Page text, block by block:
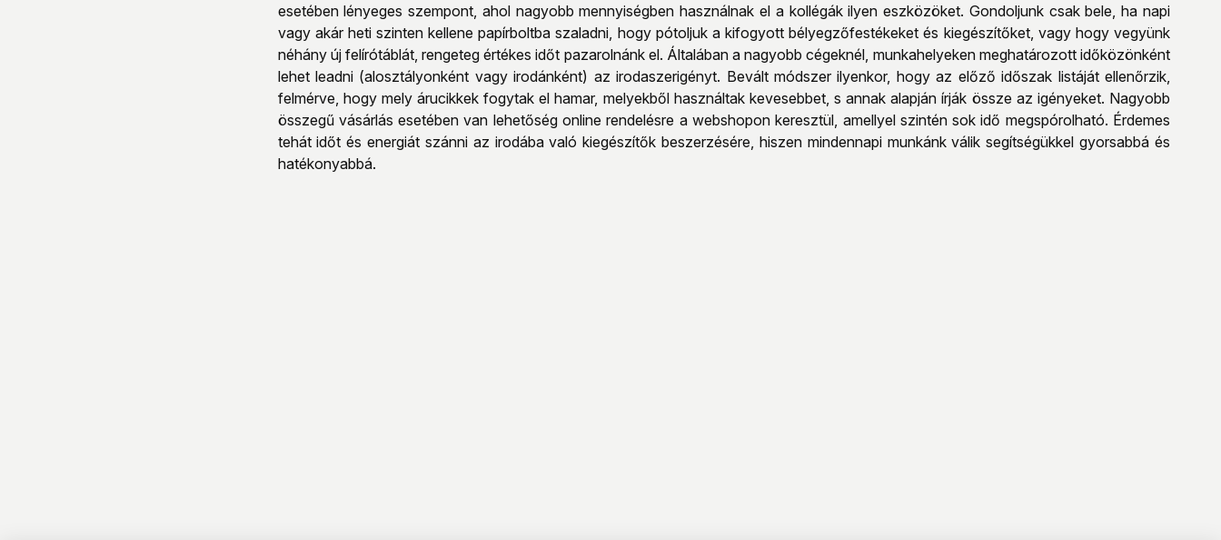
esetében lényeges szempont, ahol nagyobb mennyiségben használnak el a kollégák ilyen eszközöket. Gondoljunk csak bele, ha napi
vagy akár heti szinten kellene papírboltba szaladni, hogy pótoljuk a kifogyott bélyegzőfestékeket és kiegészítőket, vagy hogy vegyünk
néhány új felírótáblát, rengeteg értékes időt pazarolnánk el. Általában a nagyobb cégeknél, munkahelyeken meghatározott időközönként
lehet leadni (alosztályonként vagy irodánként) az irodaszerigényt. Bevált módszer ilyenkor, hogy az előző időszak listáját ellenőrzik,
felmérve, hogy mely árucikkek fogytak el hamar, melyekből használtak kevesebbet, s annak alapján írják össze az igényeket. Nagyobb
összegű vásárlás esetében van lehetőség online rendelésre a webshopon keresztül, amellyel szintén sok idő megspórolható. Érdemes
tehát időt és energiát szánni az irodába való kiegészítők beszerzésére, hiszen mindennapi munkánk válik segítségükkel gyorsabbá és
hatékonyabbá.